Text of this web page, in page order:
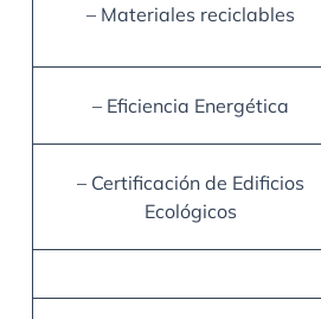
– Materiales reciclables
– Eficiencia Energética
– Certificación de Edificios
Ecológicos